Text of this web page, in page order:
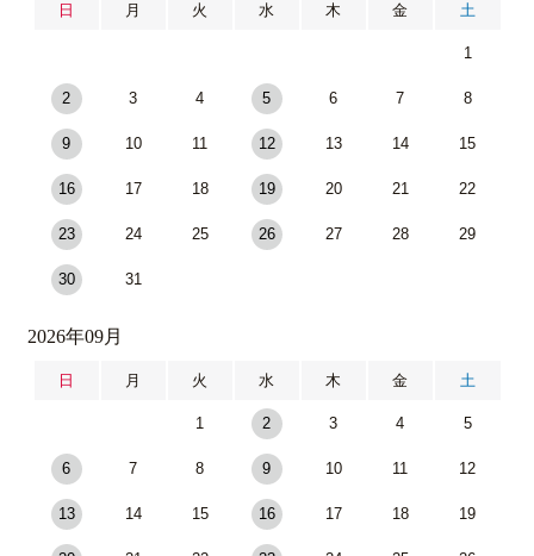
日 月 火 水 木 金 土
1
2 3 4 5 6 7 8
9 10 11 12 13 14 15
16 17 18 19 20 21 22
23 24 25 26 27 28 29
30 31
2026年09月
日 月 火 水 木 金 土
1 2 3 4 5
6 7 8 9 10 11 12
13 14 15 16 17 18 19